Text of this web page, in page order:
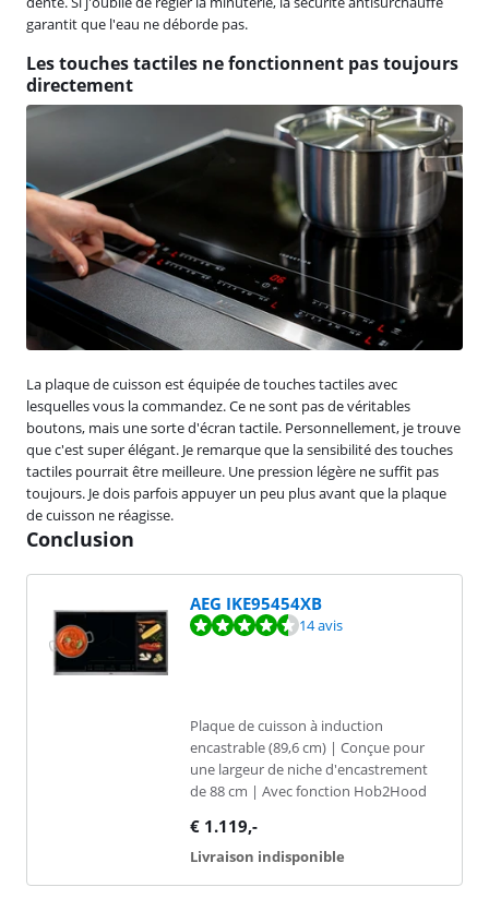
garantit que l'eau ne déborde pas.
Les touches tactiles ne fonctionnent pas toujours
directement
La plaque de cuisson est équipée de touches tactiles avec
lesquelles vous la commandez. Ce ne sont pas de véritables
boutons, mais une sorte d'écran tactile. Personnellement, je trouve
que c'est super élégant. Je remarque que la sensibilité des touches
tactiles pourrait être meilleure. Une pression légère ne suffit pas
toujours. Je dois parfois appuyer un peu plus avant que la plaque
de cuisson ne réagisse.
Conclusion
AEG IKE95454XB
La note est de 9,3 sur 10, basée sur 14 avis. 14 avis
Plaque de cuisson à induction
encastrable (89,6 cm) | Conçue pour
une largeur de niche d'encastrement
de 88 cm | Avec fonction Hob2Hood
€ 1.119,-
Livraison indisponible